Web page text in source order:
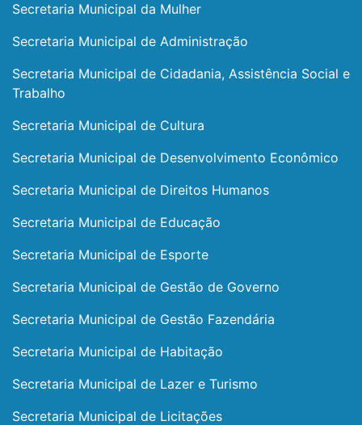
Secretaria Municipal da Mulher
Secretaria Municipal de Administração
Secretaria Municipal de Cidadania, Assistência Social e
Trabalho
Secretaria Municipal de Cultura
Secretaria Municipal de Desenvolvimento Econômico
Secretaria Municipal de Direitos Humanos
Secretaria Municipal de Educação
Secretaria Municipal de Esporte
Secretaria Municipal de Gestão de Governo
Secretaria Municipal de Gestão Fazendária
Secretaria Municipal de Habitação
Secretaria Municipal de Lazer e Turismo
Secretaria Municipal de Licitações